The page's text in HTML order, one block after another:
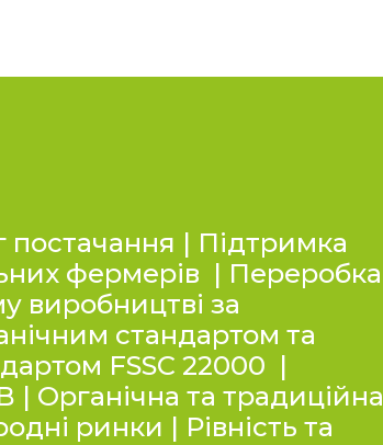
| Підтримка
фермерів | Переробка
виробництві за
стандартом та
FSSC 22000 |
| Органічна та традиційна
ринки | Рівність та